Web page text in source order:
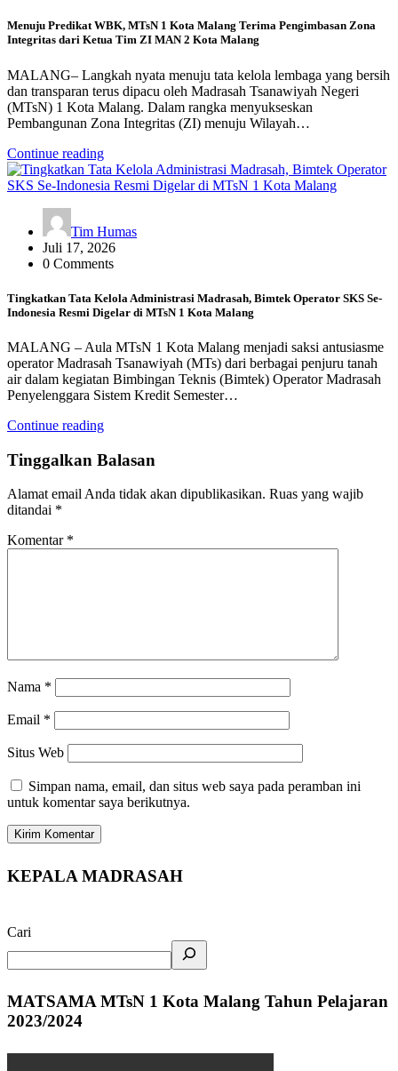
Menuju Predikat WBK, MTsN 1 Kota Malang Terima Pengimbasan Zona
Integritas dari Ketua Tim ZI MAN 2 Kota Malang
MALANG– Langkah nyata menuju tata kelola lembaga yang bersih
dan transparan terus dipacu oleh Madrasah Tsanawiyah Negeri
(MTsN) 1 Kota Malang. Dalam rangka menyukseskan
Pembangunan Zona Integritas (ZI) menuju Wilayah…
Continue reading
Tim Humas
Juli 17, 2026
0 Comments
Tingkatkan Tata Kelola Administrasi Madrasah, Bimtek Operator SKS Se-
Indonesia Resmi Digelar di MTsN 1 Kota Malang
MALANG – Aula MTsN 1 Kota Malang menjadi saksi antusiasme
operator Madrasah Tsanawiyah (MTs) dari berbagai penjuru tanah
air dalam kegiatan Bimbingan Teknis (Bimtek) Operator Madrasah
Penyelenggara Sistem Kredit Semester…
Continue reading
Tinggalkan Balasan
Alamat email Anda tidak akan dipublikasikan. Ruas yang wajib
ditandai *
Komentar *
Nama *
Email *
Situs Web
Simpan nama, email, dan situs web saya pada peramban ini
untuk komentar saya berikutnya.
KEPALA MADRASAH
Cari
MATSAMA MTsN 1 Kota Malang Tahun Pelajaran
2023/2024